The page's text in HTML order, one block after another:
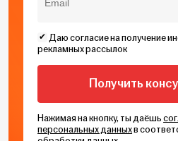
Даю согласие на получение
рекламных рассылок
Нажимая на кнопку, ты даёшь
персональных данныхв